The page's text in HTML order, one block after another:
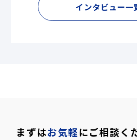
インタビュー一
まずはお気軽にご相談く